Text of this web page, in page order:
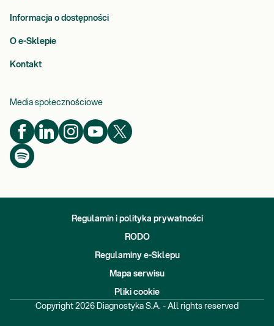
Informacja o dostępności
O e-Sklepie
Kontakt
Media społecznościowe
Regulamin i polityka prywatności
RODO
Regulaminy e-Sklepu
Mapa serwisu
Pliki cookie
Copyright 2026 Diagnostyka S.A. - All rights reserved